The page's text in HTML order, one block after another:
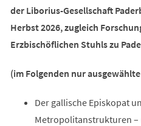
der Liborius-Gesellschaft
Herbst 2026, zugleich
Erzbischöflichen Stuhls zu
(im Folgenden nur
Der gallische Episkopat
Metropolitanstrukturen –